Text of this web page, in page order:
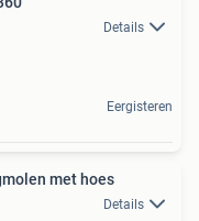
Details
Eergisteren
met hoes
Details